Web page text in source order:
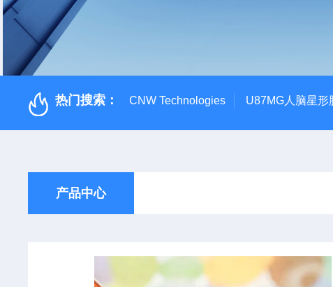
热门搜索： CNW Technologies U87MG人脑星形
产品中心